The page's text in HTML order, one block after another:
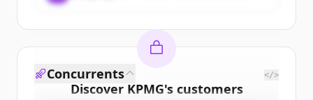
Discover KPMG's customers
Concurrents </>